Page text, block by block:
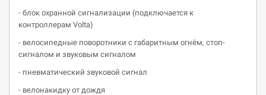
- блок охранной сигнализации (подключается к
контроллерам Volta)
- велосипедные поворотники с габаритным огнём, стоп-
сигналом и звуковым сигналом
- пневматический звуковой сигнал
- велонакидку от дождя